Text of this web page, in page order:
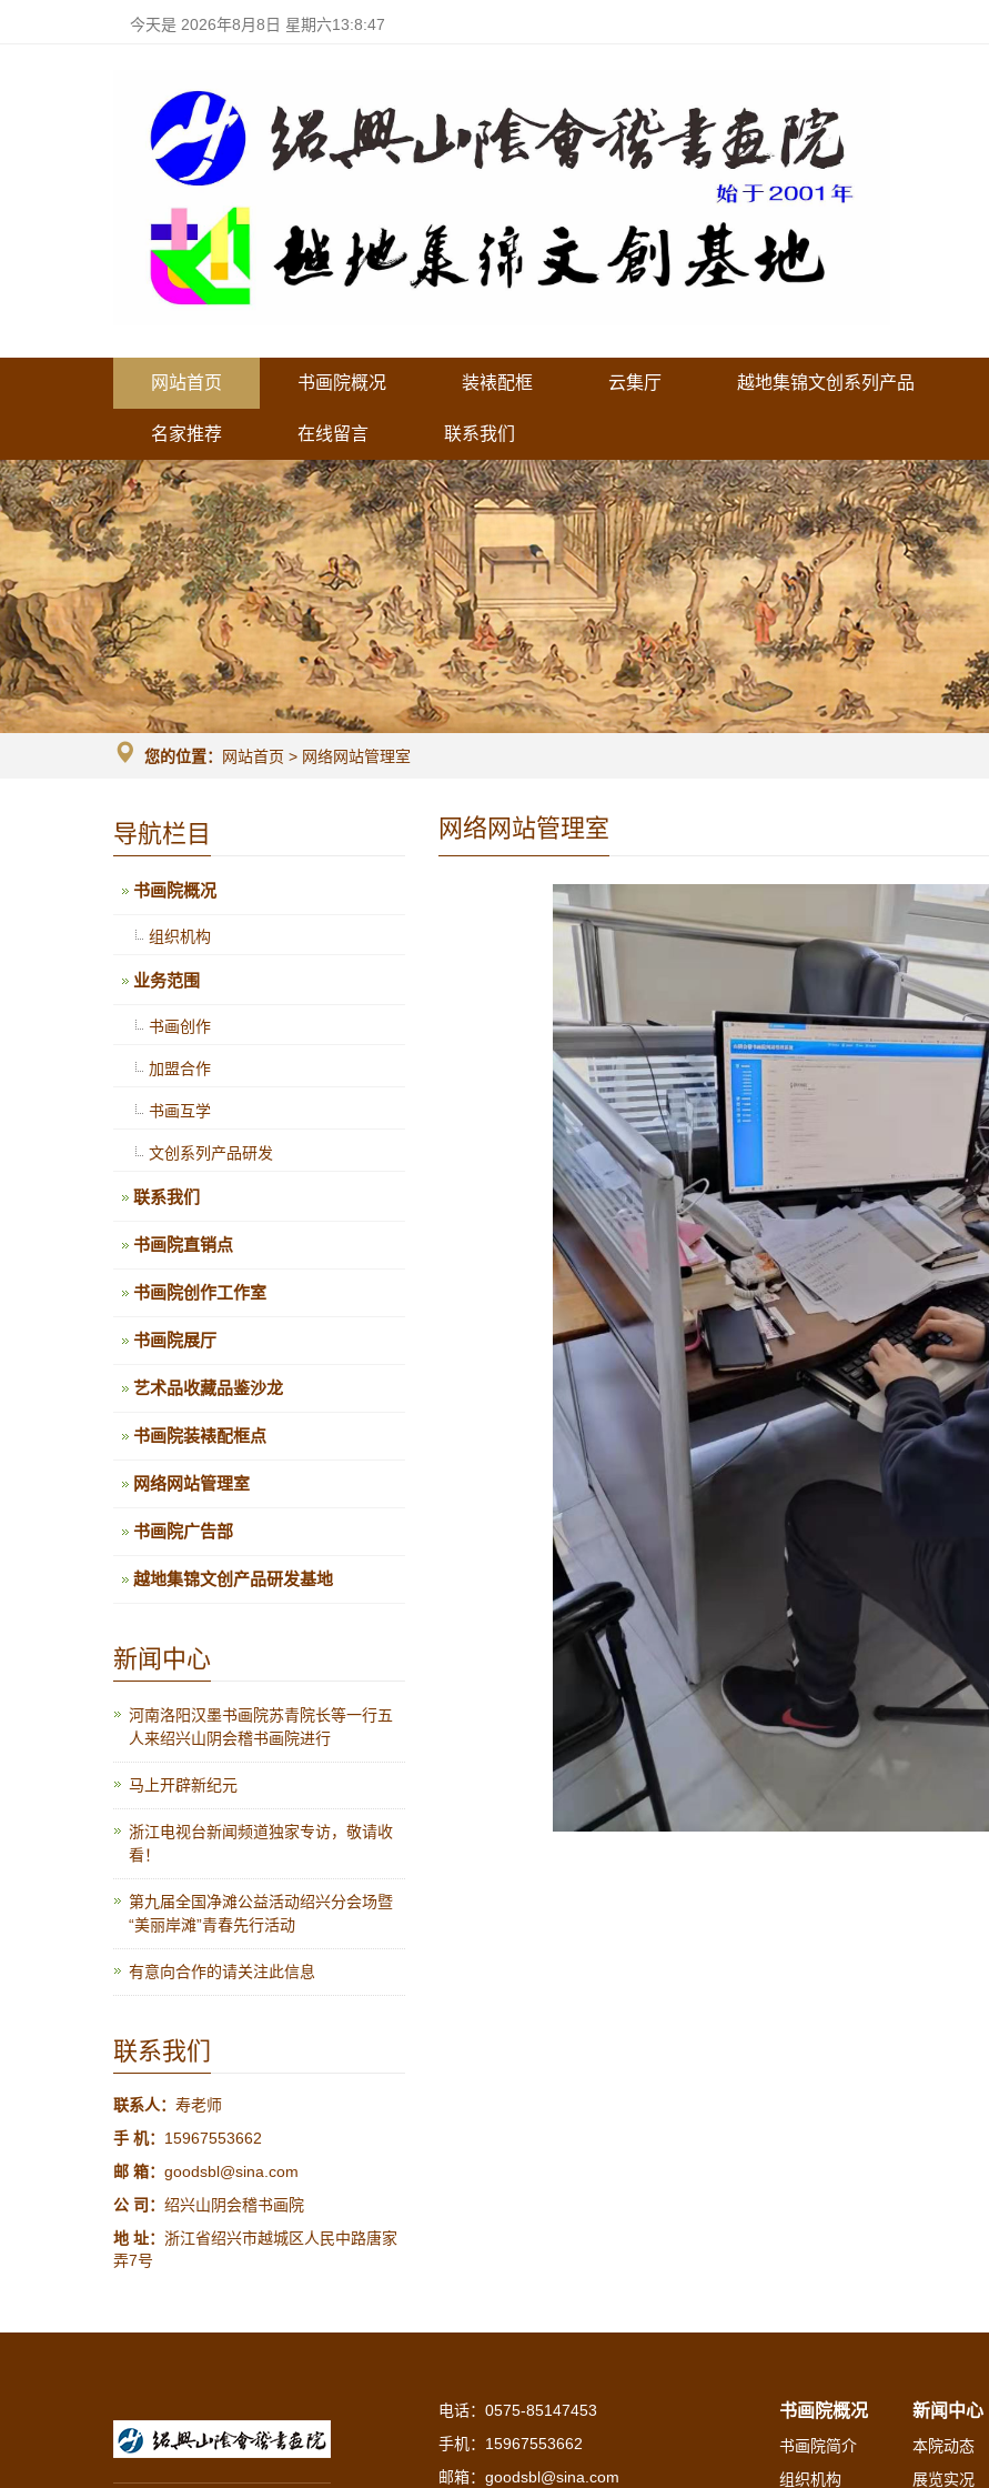
今天是 2026年8月8日 星期六13:8:47
网站首页 书画院概况 装裱配框 云集厅 越地集锦文创系列产品
名家推荐 在线留言 联系我们
您的位置： 网站首页 > 网络网站管理室
网络网站管理室
导航栏目
书画院概况
组织机构
业务范围
书画创作
加盟合作
书画互学
文创系列产品研发
联系我们
书画院直销点
书画院创作工作室
书画院展厅
艺术品收藏品鉴沙龙
书画院装裱配框点
网络网站管理室
书画院广告部
越地集锦文创产品研发基地
新闻中心
河南洛阳汉墨书画院苏青院长等一行五
人来绍兴山阴会稽书画院进行
马上开辟新纪元
浙江电视台新闻频道独家专访，敬请收
看！
第九届全国净滩公益活动绍兴分会场暨
“美丽岸滩”青春先行活动
有意向合作的请关注此信息
联系我们
联系人： 寿老师
手 机： 15967553662
邮 箱： goodsbl@sina.com
公 司： 绍兴山阴会稽书画院
地 址： 浙江省绍兴市越城区人民中路唐家
弄7号
电话：0575-85147453
手机：15967553662
邮箱：goodsbl@sina.com
书画院概况
书画院简介
组织机构
新闻中心
本院动态
展览实况